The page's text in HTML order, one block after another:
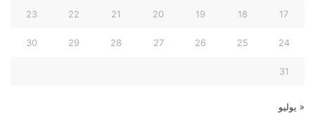
17
18
19
20
21
22
23
24
25
26
27
28
29
30
31
« يوليو